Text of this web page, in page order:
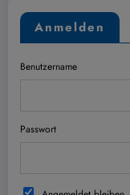
Anmelden
Benutzername
Passwort